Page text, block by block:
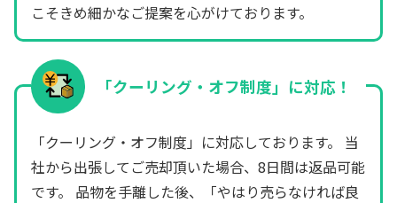
こそきめ細かなご提案を心がけております。
「クーリング・オフ制度」に対応！
「クーリング・オフ制度」に対応しております。 当
社から出張してご売却頂いた場合、8日間は返品可能
です。 品物を手離した後、「やはり売らなければ良